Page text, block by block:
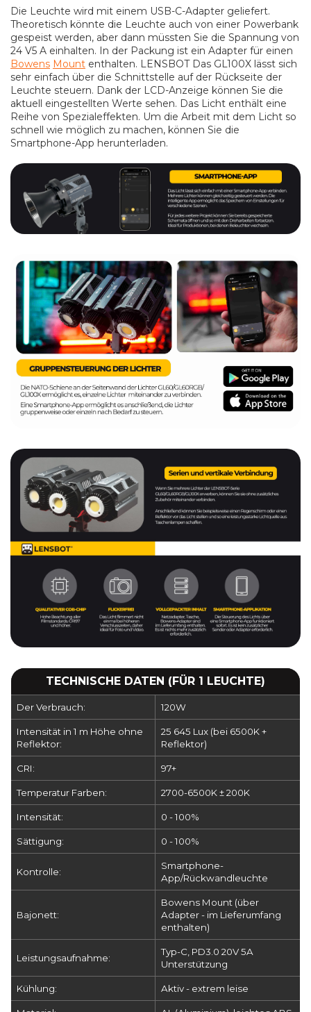
Die Leuchte wird mit einem USB-C-Adapter geliefert.
Theoretisch könnte die Leuchte auch von einer Powerbank
gespeist werden, aber dann müssten Sie die Spannung von
24 V5 A einhalten. In der Packung ist ein Adapter für einen
Bowens Mount enthalten. LENSBOT Das GL100X lässt sich
sehr einfach über die Schnittstelle auf der Rückseite der
Leuchte steuern. Dank der LCD-Anzeige können Sie die
aktuell eingestellten Werte sehen. Das Licht enthält eine
Reihe von Spezialeffekten. Um die Arbeit mit dem Licht so
schnell wie möglich zu machen, können Sie die
Smartphone-App herunterladen.
TECHNISCHE DATEN (FÜR 1 LEUCHTE)
Der Verbrauch: 120W
Intensität in 1 m Höhe ohne
Reflektor:
25 645 Lux (bei 6500K +
Reflektor)
CRI: 97+
Temperatur Farben: 2700-6500K ± 200K
Intensität: 0 - 100%
Sättigung: 0 - 100%
Kontrolle:
Smartphone-
App/Rückwandleuchte
Bajonett:
Bowens Mount (über
Adapter - im Lieferumfang
enthalten)
Leistungsaufnahme:
Typ-C, PD3.0 20V 5A
Unterstützung
Kühlung: Aktiv - extrem leise